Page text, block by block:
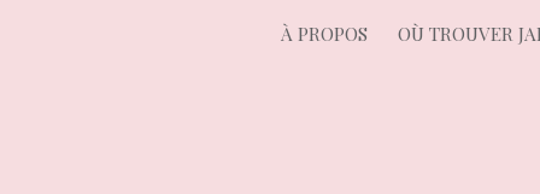
À PROPOS OÙ TROUVER